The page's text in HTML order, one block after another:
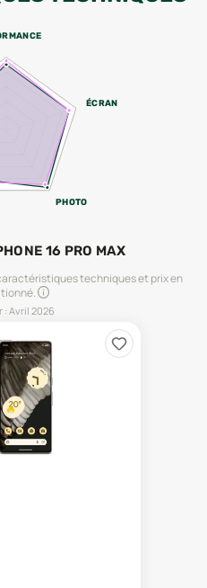
ÉCRAN
PHOTO
16 PRO MAX
techniques et prix en
: Avril 2026